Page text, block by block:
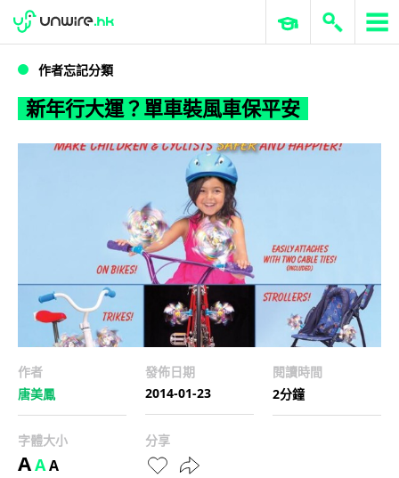
新年行大運？單車裝風車保平安
WWDC 2026 ERP 與商業 AI
作者忘記分類
新年行大運？單車裝風車保平安
作者
唐美鳳
發佈日期
2014-01-23
閱讀時間
2分鐘
字體大小
AAA
分享